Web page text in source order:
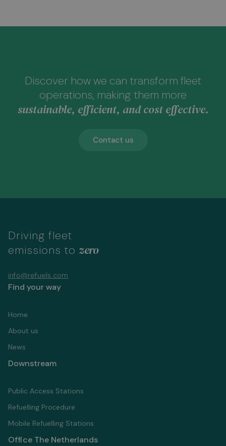
Discover how we can transform fleet
operations, making them more
sustainable, efficient, and cost effective.
Contact us
Driving fleet
emissions to zero
info@refuels.com
Find your way
Home
About us
News
Downstream
Public Access Stations
Refuelling Proсedure
Mobile Refuelling Stations
Office The Netherlands